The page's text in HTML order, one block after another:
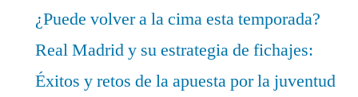
¿Puede volver a la cima esta temporada?
Real Madrid y su estrategia de fichajes:
Éxitos y retos de la apuesta por la juventud